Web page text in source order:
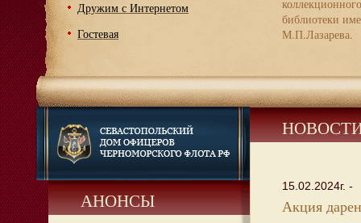
Дружим с Интернетом
Гостевая
библиотеки
М.П.Лазарева.
АНОНСЫ
15.02.2024г. -
Акция